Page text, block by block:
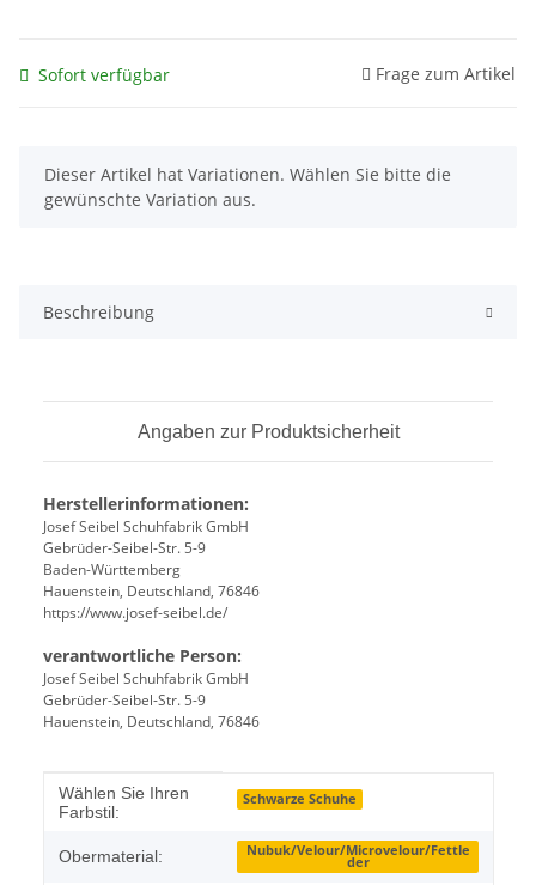
Sofort verfügbar Frage zum Artikel
x
Dieser Artikel hat Variationen. Wählen Sie bitte die
gewünschte Variation aus.
Beschreibung
Angaben zur Produktsicherheit
Herstellerinformationen:
Josef Seibel Schuhfabrik GmbH
Gebrüder-Seibel-Str. 5-9
Baden-Württemberg
Hauenstein, Deutschland, 76846
https://www.josef-seibel.de/
verantwortliche Person:
Josef Seibel Schuhfabrik GmbH
Gebrüder-Seibel-Str. 5-9
Hauenstein, Deutschland, 76846
Produkteigenschaft
Wert
Wählen Sie Ihren
Farbstil:
Schwarze Schuhe
Obermaterial: Nubuk/Velour/Microvelour/Fettle
der